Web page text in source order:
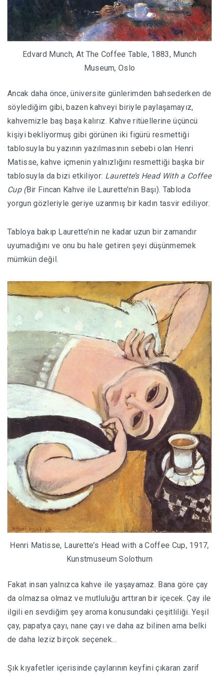
Edvard Munch, At The Coffee Table, 1883, Munch
Museum, Oslo
Ancak daha önce, üniversite günlerimden bahsederken de
söylediğim gibi, bazen kahveyi biriyle paylaşamayız,
kahvemizle baş başa kalırız. Kahve ritüellerine üçüncü
kişiyi bekliyormuş gibi görünen iki figürü resmettiği
tablosuyla bu yazının yazılmasının sebebi olan Henri
Matisse, kahve içmenin yalnızlığını resmettiği başka bir
tablosuyla da bizi etkiliyor: Laurette’s Head With a Coffee
Cup (Bir Fincan Kahve ile Laurette’nin Başı). Tabloda
yorgun gözleriyle geriye uzanmış bir kadın tasvir ediliyor.
Tabloya bakıp Laurette’nin ne kadar uzun bir zamandır
uyumadığını ve onu bu hale getiren şeyi düşünmemek
mümkün değil.
Henri Matisse, Laurette’s Head with a Coffee Cup, 1917,
Kunstmuseum Solothurn
Fakat insan yalnızca kahve ile yaşayamaz. Bana göre çay
da olmazsa olmaz ve mutluluğu arttıran bir içecek. Çay ile
ilgili en sevdiğim şey aroma konusundaki çeşitliliği. Yeşil
çay, papatya çayı, nane çayı ve daha az bilinen ama belki
de daha leziz birçok seçenek…
Şık kıyafetler içerisinde çaylarının keyfini çıkaran zarif